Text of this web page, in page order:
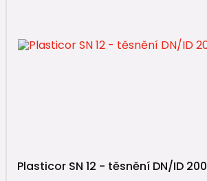
Plasticor SN 12 - těsnění DN/ID 200